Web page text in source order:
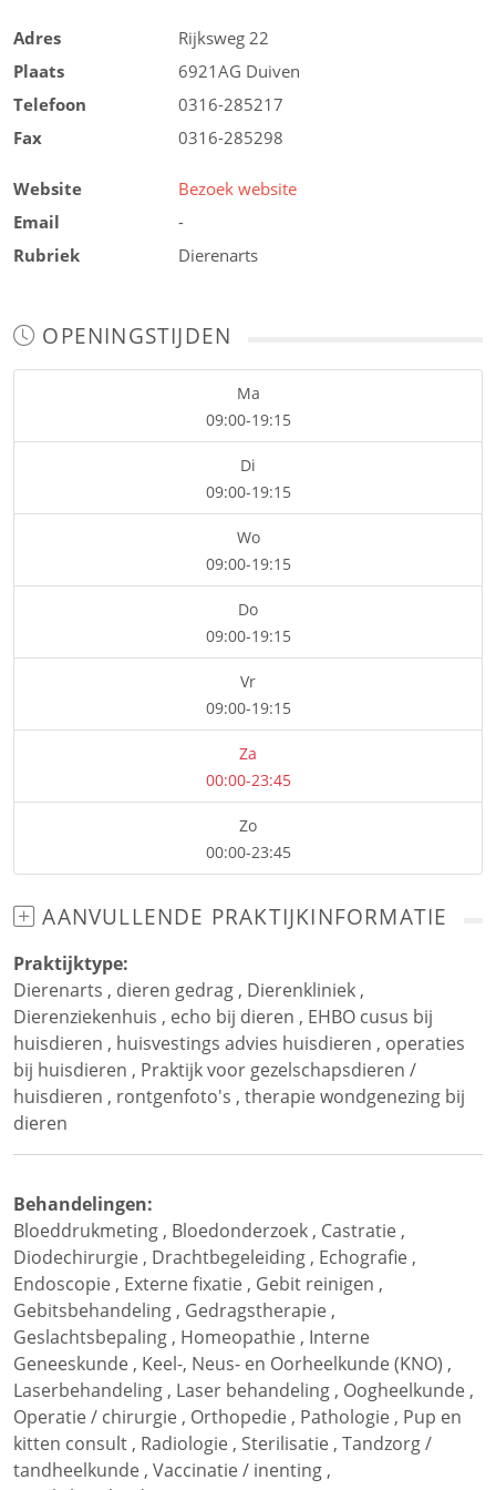
Adres
Rijksweg 22
Plaats
6921AG Duiven
Telefoon
0316-285217
Fax
0316-285298
Website
Bezoek website
Email
-
Rubriek
Dierenarts
OPENINGSTIJDEN
Ma
09:00-19:15
Di
09:00-19:15
Wo
09:00-19:15
Do
09:00-19:15
Vr
09:00-19:15
Za
00:00-23:45
Zo
00:00-23:45
AANVULLENDE PRAKTIJKINFORMATIE
Praktijktype:
Dierenarts , dieren gedrag , Dierenkliniek ,
Dierenziekenhuis , echo bij dieren , EHBO cusus bij
huisdieren , huisvestings advies huisdieren , operaties
bij huisdieren , Praktijk voor gezelschapsdieren /
huisdieren , rontgenfoto's , therapie wondgenezing bij
dieren
Behandelingen:
Bloeddrukmeting , Bloedonderzoek , Castratie ,
Diodechirurgie , Drachtbegeleiding , Echografie ,
Endoscopie , Externe fixatie , Gebit reinigen ,
Gebitsbehandeling , Gedragstherapie ,
Geslachtsbepaling , Homeopathie , Interne
Geneeskunde , Keel-, Neus- en Oorheelkunde (KNO) ,
Laserbehandeling , Laser behandeling , Oogheelkunde ,
Operatie / chirurgie , Orthopedie , Pathologie , Pup en
kitten consult , Radiologie , Sterilisatie , Tandzorg /
tandheelkunde , Vaccinatie / inenting ,